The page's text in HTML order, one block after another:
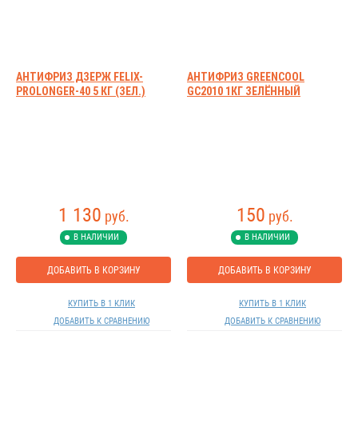
АНТИФРИЗ ДЗЕРЖ FELIX-
PROLONGER-40 5 КГ (ЗЕЛ.)
1 130 руб.
В НАЛИЧИИ
ДОБАВИТЬ В КОРЗИНУ
КУПИТЬ В 1 КЛИК
ДОБАВИТЬ К СРАВНЕНИЮ
АНТИФРИЗ GREENCOOL
GC2010 1КГ ЗЕЛЁННЫЙ
150 руб.
В НАЛИЧИИ
ДОБАВИТЬ В КОРЗИНУ
КУПИТЬ В 1 КЛИК
ДОБАВИТЬ К СРАВНЕНИЮ